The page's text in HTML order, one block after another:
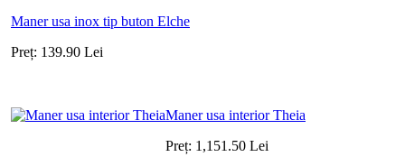
Maner usa inox tip buton Elche
Preț: 139.90 Lei
Maner usa interior Theia
Preț: 1,151.50 Lei